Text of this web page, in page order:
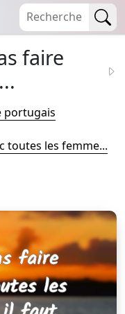
faire
portugais
toutes les femme...